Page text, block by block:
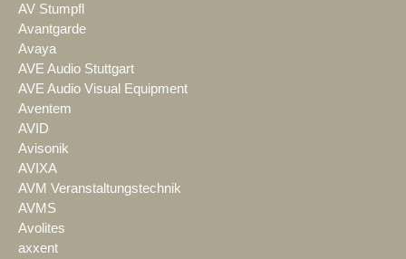
AV Stumpfl
Avantgarde
Avaya
AVE Audio Stuttgart
AVE Audio Visual Equipment
Aventem
AVID
Avisonik
AVIXA
AVM Veranstaltungstechnik
AVMS
Avolites
axxent